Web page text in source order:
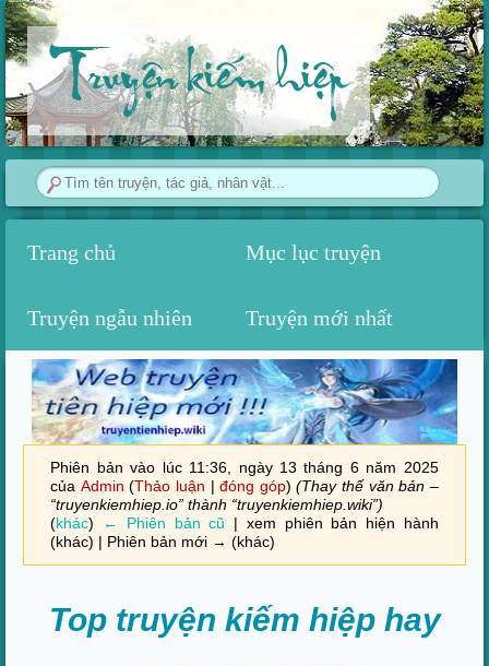
Truyện kiếm hiệp
Trang chủ Mục lục truyện
Truyện ngẫu nhiên Truyện mới nhất
Phiên bản vào lúc 11:36, ngày 13 tháng 6 năm 2025
của Admin (Thảo luận |đóng góp) (Thay thế văn bản –
“truyenkiemhiep.io” thành “truyenkiemhiep.wiki”)
(khác) ← Phiên bản cũ | xem phiên bản hiện hành
(khác) | Phiên bản mới → (khác)
Top truyện kiếm hiệp hay